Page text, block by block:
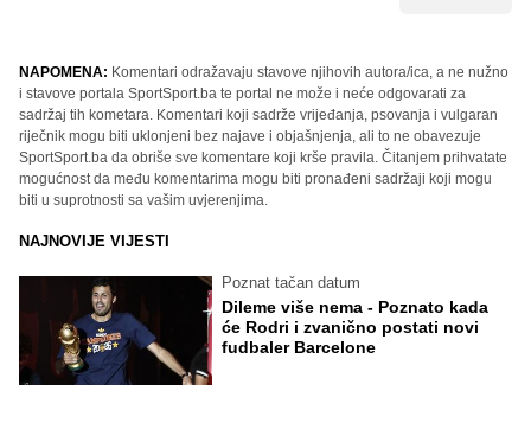
NAPOMENA: Komentari odražavaju stavove njihovih autora/ica, a ne nužno
i stavove portala SportSport.ba te portal ne može i neće odgovarati za
sadržaj tih kometara. Komentari koji sadrže vrijeđanja, psovanja i vulgaran
riječnik mogu biti uklonjeni bez najave i objašnjenja, ali to ne obavezuje
SportSport.ba da obriše sve komentare koji krše pravila. Čitanjem prihvatate
mogućnost da među komentarima mogu biti pronađeni sadržaji koji mogu
biti u suprotnosti sa vašim uvjerenjima.
NAJNOVIJE VIJESTI
Poznat tačan datum
Dileme više nema - Poznato kada
će Rodri i zvanično postati novi
fudbaler Barcelone